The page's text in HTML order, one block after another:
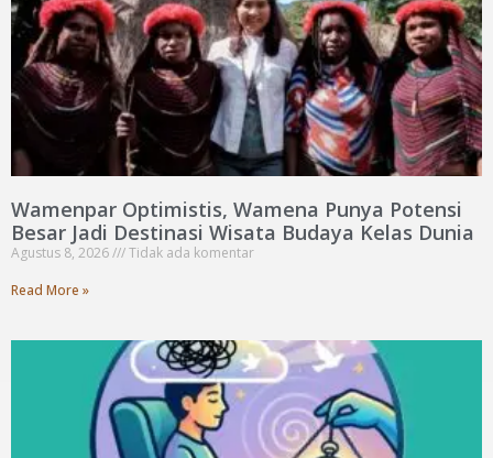
Wamenpar Optimistis, Wamena Punya Potensi
Besar Jadi Destinasi Wisata Budaya Kelas Dunia
Agustus 8, 2026
Tidak ada komentar
Read More »